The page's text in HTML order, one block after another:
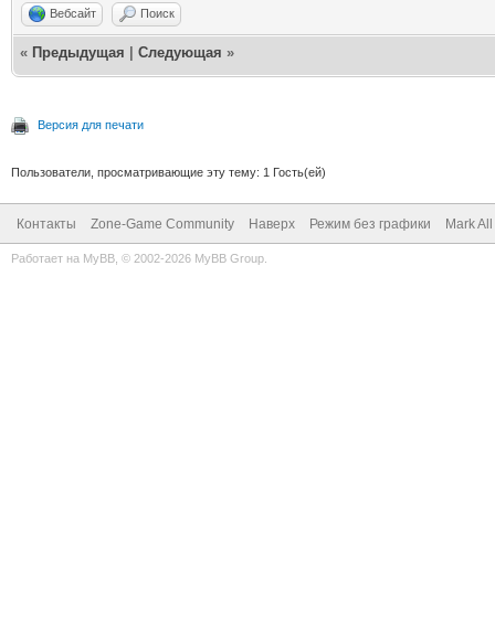
Вебсайт Поиск
« Предыдущая Следующая »
Версия для печати
Пользователи, просматривающие эту тему: 1 Гость(ей)
Контакты Zone-Game Community Наверх Режим без графики Mark
Работает на MyBB , © 2002-2026 MyBB Group